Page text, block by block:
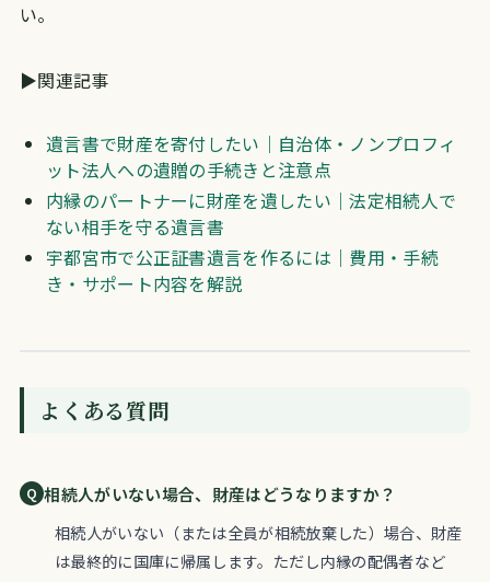
い。
▶関連記事
遺言書で財産を寄付したい｜自治体・ノンプロフィ
ット法人への遺贈の手続きと注意点
内縁のパートナーに財産を遺したい｜法定相続人で
ない相手を守る遺言書
宇都宮市で公正証書遺言を作るには｜費用・手続
き・サポート内容を解説
よくある質問
相続人がいない場合、財産はどうなりますか？
相続人がいない（または全員が相続放棄した）場合、財産
は最終的に国庫に帰属します。ただし内縁の配偶者など